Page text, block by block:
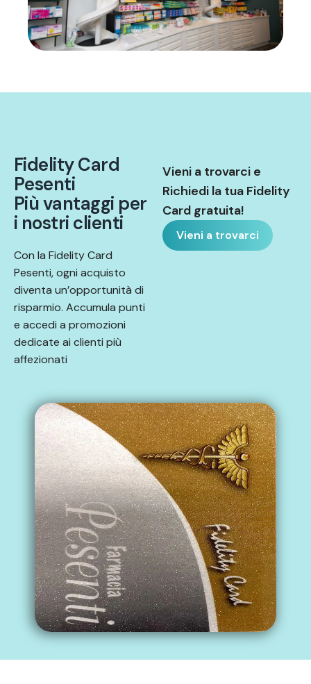
FidelityCard
Pesenti
Piùvantaggi per
i nostri clienti
Con la Fidelity Card
Pesenti, ogni acquisto
diventa un’opportunità di
risparmio. Accumula punti
e accedi a promozioni
dedicate ai clienti più
affezionati
Vieni a trovarci e
Richiedi la tua Fidelity
Card gratuita!
Vieni a trovarci